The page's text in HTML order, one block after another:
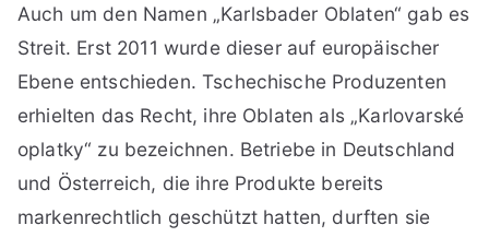
Auch um den Namen „Karlsbader Oblaten“ gab es
Streit. Erst 2011 wurde dieser auf europäischer
Ebene entschieden. Tschechische Produzenten
erhielten das Recht, ihre Oblaten als „Karlovarské
oplatky“ zu bezeichnen. Betriebe in Deutschland
und Österreich, die ihre Produkte bereits
markenrechtlich geschützt hatten, durften sie